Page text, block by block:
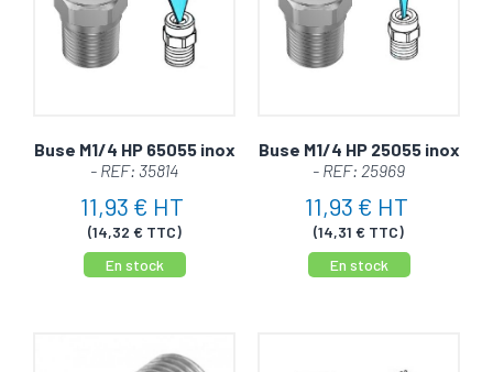
Buse M1/4 HP 65055 inox
- REF: 35814
11,93 € HT
(14,32 € TTC)
En stock
Buse M1/4 HP 25055 inox
- REF: 25969
11,93 € HT
(14,31 € TTC)
En stock